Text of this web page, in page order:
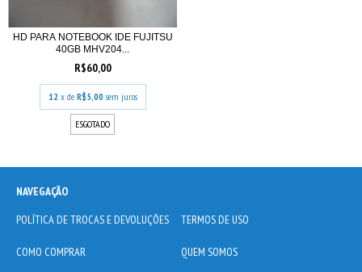
HD PARA NOTEBOOK IDE FUJITSU
40GB MHV204...
R$60,00
12 x de R$5,00 sem juros
ESGOTADO
NAVEGAÇÃO
POLÍTICA DE TROCAS E DEVOLUÇÕES
TERMOS DE USO
COMO COMPRAR QUEM SOMOS